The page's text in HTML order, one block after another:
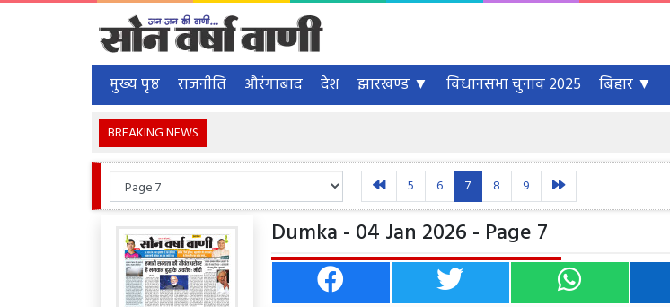
मुख्य पृष्ठ राजनीति औरंगाबाद देश झारखण्ड ▼ विधानसभा चुनाव 2025 बिहार ▼
BREAKING NEWS
5 6 7 8 9
Dumka - 04 Jan 2026 - Page 7